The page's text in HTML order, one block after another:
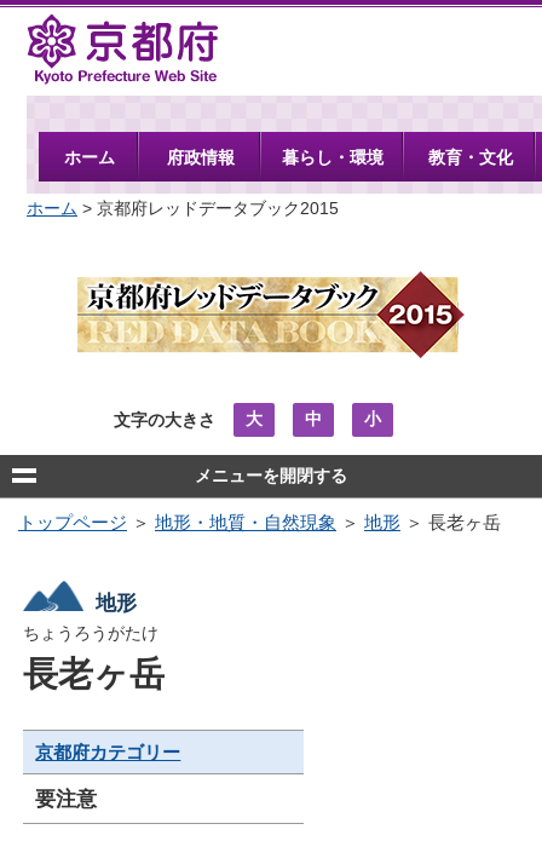
京都府
ホーム 府政情報 暮らし・環境 教育・文化
ホーム > 京都府レッドデータブック2015
文字の大きさ 大 中 小
メニューを開閉する
トップページ ＞ 地形・地質・自然現象 ＞ 地形 ＞ 長老ヶ岳
地形
ちょうろうがたけ
長老ヶ岳
京都府カテゴリー
要注意